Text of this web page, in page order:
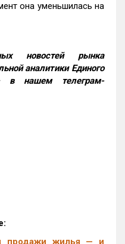
она уменьшилась на
новостей рынка
аналитики Единого
в нашем телеграм-
продажи жилья — и